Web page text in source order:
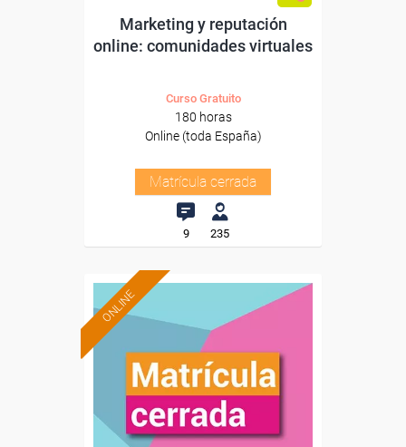
Marketing y reputación
online: comunidades virtuales
Curso Gratuito
180 horas
Online (toda España)
Matrícula cerrada
9 235
ONLINE